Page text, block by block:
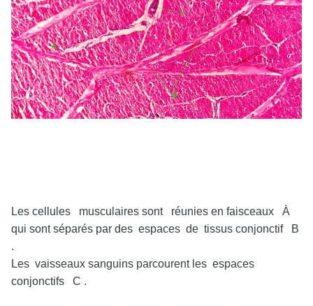
Les cellules musculaires sont réunies en faisceaux À
qui sont séparés par des espaces de tissus conjonctif B
.
Les vaisseaux sanguins parcourent les espaces
conjonctifs C .